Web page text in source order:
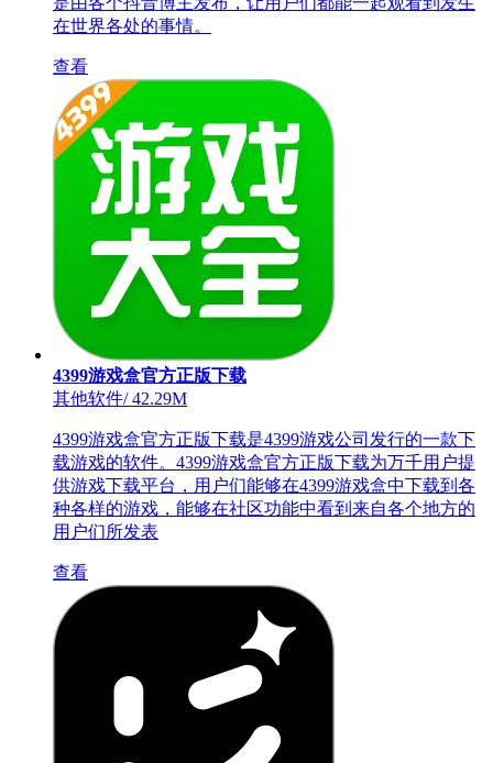
在世界各处的事情。
查看
4399游戏盒官方正版下载
其他软件/42.29M
4399游戏盒官方正版下载是4399游戏公司发行的一款下
载游戏的软件。4399游戏盒官方正版下载为万千用户提
供游戏下载平台，用户们能够在4399游戏盒中下载到各
种各样的游戏，能够在社区功能中看到来自各个地方的
用户们所发表
查看